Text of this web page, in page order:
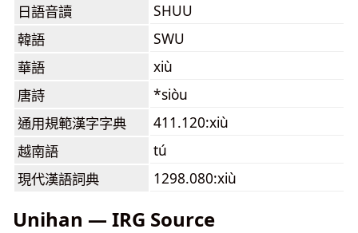
日語音讀
SHUU
韓語
SWU
華語
xiù
唐詩
*siòu
通用規範漢字字典
411.120:xiù
越南語
tú
現代漢語詞典
1298.080:xiù
Unihan — IRG Source